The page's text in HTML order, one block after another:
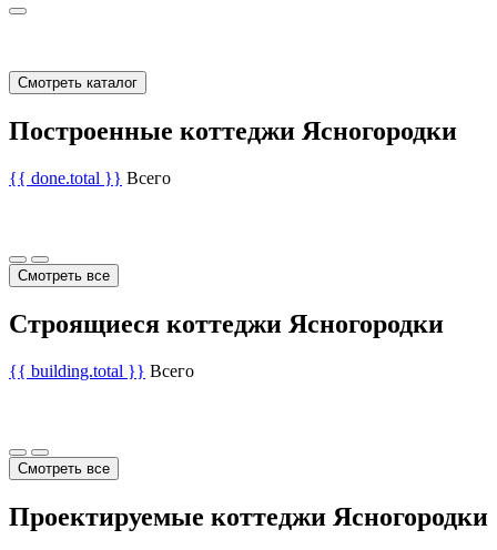
Смотреть каталог
Построенные коттеджи Ясногородки
{{ done.total }} Всего
Смотреть все
Строящиеся коттеджи Ясногородки
{{ building.total }} Всего
Смотреть все
Проектируемые коттеджи Ясногородки